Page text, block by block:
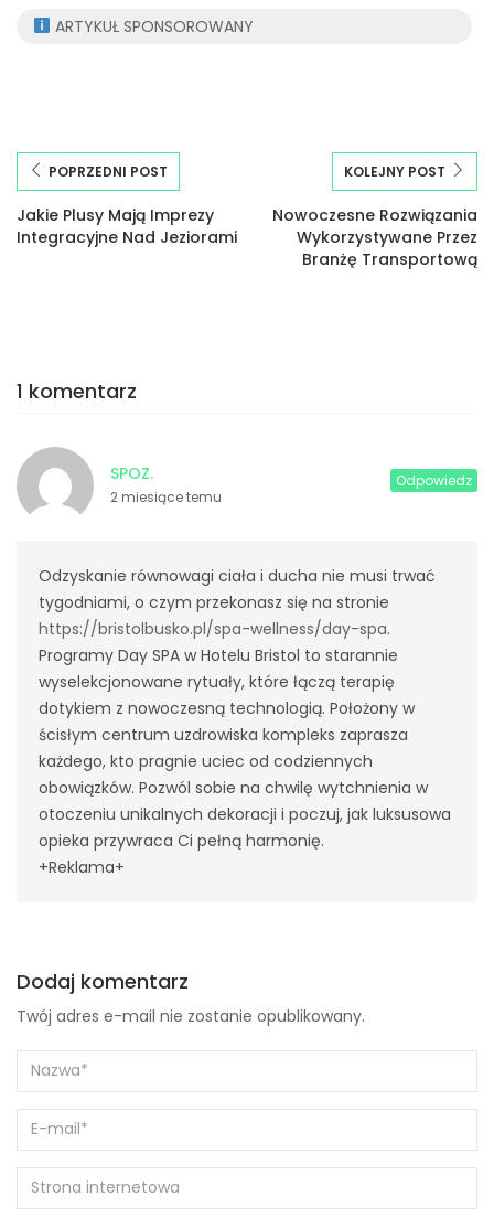
ARTYKUŁ SPONSOROWANY
POPRZEDNI POST
Jakie Plusy Mają Imprezy
Integracyjne Nad Jeziorami
KOLEJNY POST
Nowoczesne Rozwiązania
Wykorzystywane Przez
Branżę Transportową
1 komentarz
SPOZ.
2 miesiące temu
Odpowiedz
Odzyskanie równowagi ciała i ducha nie musi trwać
tygodniami, o czym przekonasz się na stronie
https://bristolbusko.pl/spa-wellness/day-spa.
Programy Day SPA w Hotelu Bristol to starannie
wyselekcjonowane rytuały, które łączą terapię
dotykiem z nowoczesną technologią. Położony w
ścisłym centrum uzdrowiska kompleks zaprasza
każdego, kto pragnie uciec od codziennych
obowiązków. Pozwól sobie na chwilę wytchnienia w
otoczeniu unikalnych dekoracji i poczuj, jak luksusowa
opieka przywraca Ci pełną harmonię.
+Reklama+
Dodaj komentarz
Twój adres e-mail nie zostanie opublikowany.